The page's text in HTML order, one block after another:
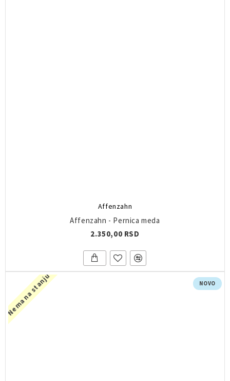
Affenzahn
Affenzahn - Pernica meda
2.350,00 RSD
NOVO
Nema na stanju